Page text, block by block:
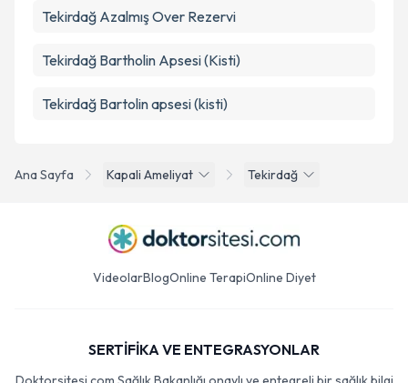
Ana Sayfa Kapali Ameliyat Tekirdağ
Tekirdağ Azalmış Over Rezervi
Tekirdağ Bartholin Apsesi (Kisti)
Tekirdağ Bartolin apsesi (kisti)
VideolarBlogOnline TerapiOnline Diyet
SERTİFİKA VE ENTEGRASYONLAR